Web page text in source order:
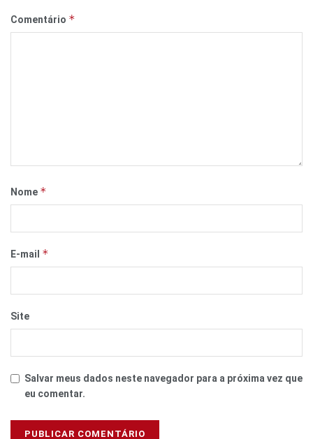
Comentário *
Nome *
E-mail *
Site
Salvar meus dados neste navegador para a próxima vez que
eu comentar.